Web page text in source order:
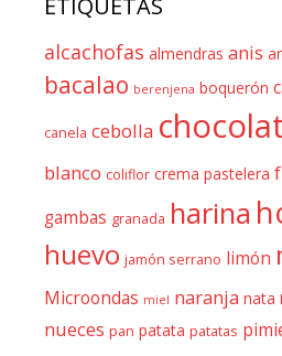
ETIQUETAS
alcachofas almendras anis
bacalao berenjena boquerón
canela cebolla
blanco coliflor crema pastelera
gambas granada harina
huevo jamón serrano limón
Microondas miel naranja nata
nueces pan patata patatas